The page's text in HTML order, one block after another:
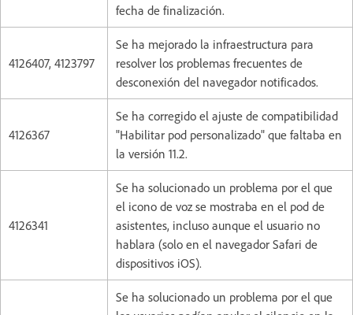
fecha de finalización.
4126407, 4123797
Se ha mejorado la infraestructura para
resolver los problemas frecuentes de
desconexión del navegador notificados.
4126367
Se ha corregido el ajuste de compatibilidad
"Habilitar pod personalizado" que faltaba en
la versión 11.2.
4126341
Se ha solucionado un problema por el que
el icono de voz se mostraba en el pod de
asistentes, incluso aunque el usuario no
hablara (solo en el navegador Safari de
dispositivos iOS).
Se ha solucionado un problema por el que